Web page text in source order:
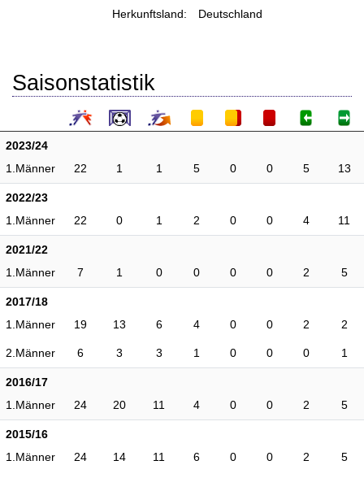
Herkunftsland:
Deutschland
Saisonstatistik
2023/24
1.Männer
22 1 1 5 0 0 5 13
2022/23
1.Männer
22 0 1 2 0 0 4 11
2021/22
1.Männer
7 1 0 0 0 0 2 5
2017/18
1.Männer
19 13 6 4 0 0 2 2
2.Männer 6 3 3 1 0 0 0 1
2016/17
1.Männer
24 20 11 4 0 0 2 5
2015/16
1.Männer
24 14 11 6 0 0 2 5